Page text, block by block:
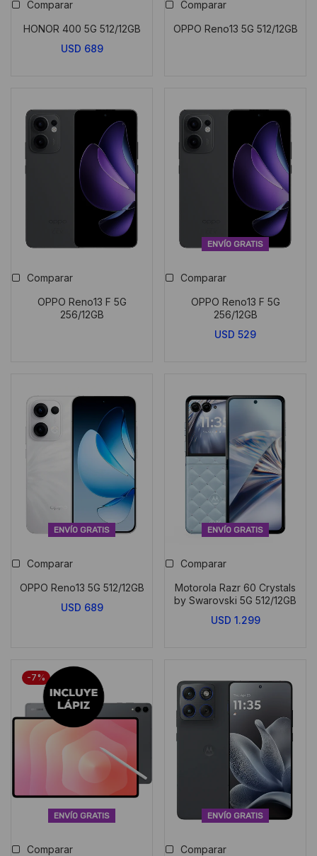
Comparar
HONOR 400 5G 512/12GB
USD 689
Comparar
OPPO Reno13 5G 512/12GB
Comparar
OPPO Reno13 F 5G
256/12GB
ENVÍO GRATIS
Comparar
OPPO Reno13 F 5G
256/12GB
USD 529
ENVÍO GRATIS
Comparar
OPPO Reno13 5G 512/12GB
USD 689
ENVÍO GRATIS
Comparar
Motorola Razr 60 Crystals
by Swarovski 5G 512/12GB
USD 1.299
-7%
ENVÍO GRATIS
Comparar
ENVÍO GRATIS
Comparar